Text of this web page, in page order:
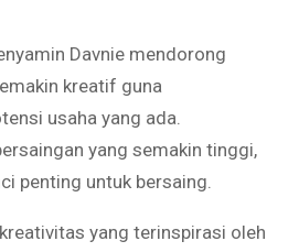
Davnie mendorong
kreatif guna
usaha yang ada.
yang semakin tinggi,
penting untuk bersaing.
yang terinspirasi oleh